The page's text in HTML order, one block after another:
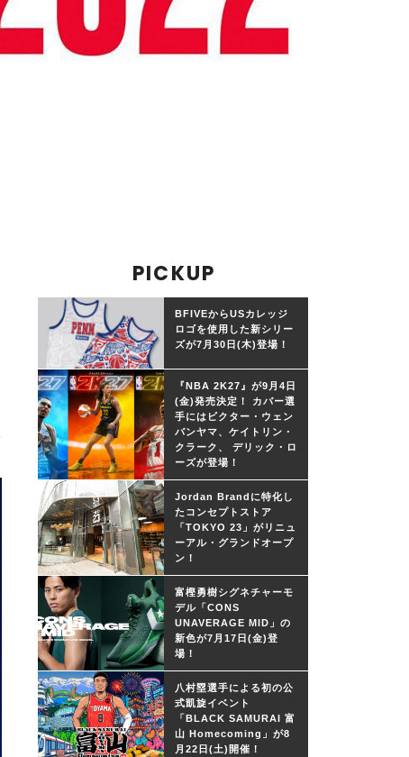
PICKUP
BFIVEからUSカレッジ
ロゴを使用した新シリー
ズが7月30日(木)登場！
『NBA 2K27』が9月4日
(金)発売決定！ カバー選
手にはビクター・ウェン
バンヤマ、ケイトリン・
クラーク、 デリック・ロ
ーズが登場！
Jordan Brandに特化し
たコンセプトストア
「TOKYO 23」がリニュ
ーアル・グランドオープ
ン！
富樫勇樹シグネチャーモ
デル「CONS
UNAVERAGE MID」の
新色が7月17日(金)登
場！
八村塁選手による初の公
式凱旋イベント
「BLACK SAMURAI 富
山 Homecoming」が8
月22日(土)開催！